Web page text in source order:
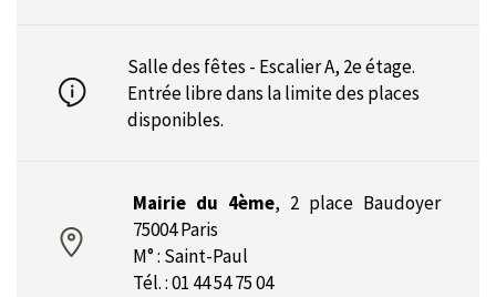
Salle des fêtes - Escalier A, 2e étage.
Entrée libre dans la limite des places
disponibles.
Mairie du 4ème, 2 place Baudoyer
75004 Paris
M° : Saint-Paul
Tél. : 01 44 54 75 04‎